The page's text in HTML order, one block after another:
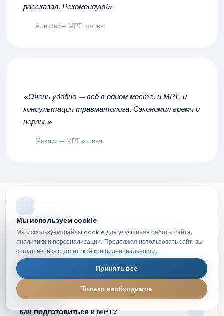
рассказал. Рекомендую!»
Алексей— МРТ головы
«Очень удобно — всё в одном месте: и МРТ, и
консультация травматолога. Сэкономил время и
нервы.»
Михаил— МРТ колена
ЧАСТЫЕ ВОПРОСЫ
Ответы наваши вопросы
Что такое МРТ простыми словами?
Как подготовиться к МРТ?
Мы используем cookie
Мы используем файлы cookie для улучшения работы сайта,
аналитики и персонализации. Продолжая использовать сайт, вы
соглашаетесь сполитикой конфиденциальности.
Принять все
Только необходимое